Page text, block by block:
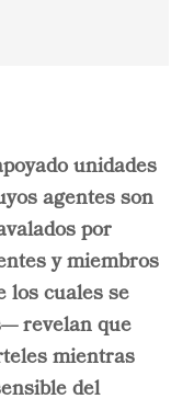
unidades
agentes son
por
y miembros
los cuales se
revelan que
mientras
del